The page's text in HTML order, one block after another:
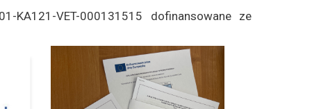
KA121-VET-000131515 dofinansowane ze